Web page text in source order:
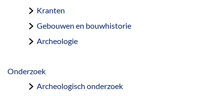
Kranten
Gebouwen en bouwhistorie
Archeologie
Onderzoek
Archeologisch onderzoek